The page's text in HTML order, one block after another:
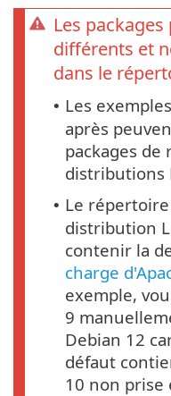
Les
différents et
dans le
• Les
après
packages
distributions
• Le
distribution
contenir la
charge
exemple,
9
Debian 12
défaut
10 non prise